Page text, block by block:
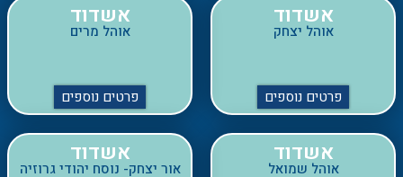
פרטים נוספים פרטים נוספים
אשדוד
אוהל שמואל
פרטים נוספים
אשדוד
אור יצחק- נוסח יהודי גרוזיה
פרטים נוספים